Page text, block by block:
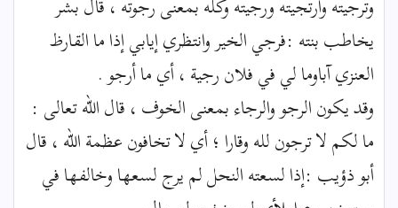
يخاطب بنته :فرجي الخير وانتظري إيابي إذا ما القارظ
العنزي آباوما لي في فلان رجية ، أي ما أرجو .
وقد يكون الرجو والرجاء بمعنى الخوف ، قال الله تعالى :
ما لكم لا ترجون لله وقارا ؛ أي لا تخافون عظمة الله ، قال
أبو ذؤيب :إذا لسعته النحل لم يرج لسعها وخالفها في